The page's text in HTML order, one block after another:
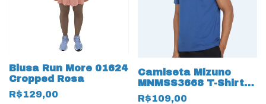
Blusa Run More 01624
Cropped Rosa
R$129,00
Camiseta Mizuno
MNMSS3668 T-Shirt
Basic Logo
R$109,00